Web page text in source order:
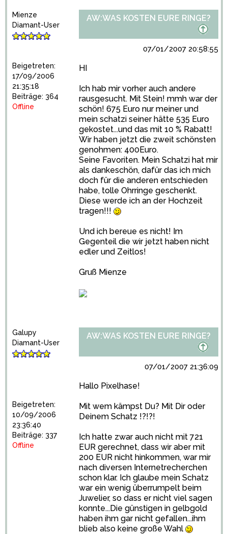
Mienze
Diamant-User
Beigetreten:
17/09/2006
21:35:18
Beiträge: 364
Offline
AW:WAS KOSTEN EURE RINGE?
07/01/2007 20:58:55
HI
Ich hab mir vorher auch andere
rausgesucht. Mit Stein! mmh war der
schön! 675 Euro nur meiner und
mein schatzi seiner hätte 535 Euro
gekostet...und das mit 10 % Rabatt!
Wir haben jetzt die zweit schönsten
genohmen: 400Euro.
Seine Favoriten. Mein Schatzi hat mir
als dankeschön, dafür das ich mich
doch für die anderen entschieden
habe, tolle Ohrringe geschenkt.
Diese werde ich an der Hochzeit
tragen!!!
Und ich bereue es nicht! Im
Gegenteil die wir jetzt haben nicht
edler und Zeitlos!
Gruß Mienze
Galupy
Diamant-User
Beigetreten:
10/09/2006
23:36:40
Beiträge: 337
Offline
AW:WAS KOSTEN EURE RINGE?
07/01/2007 21:36:09
Hallo Pixelhase!
Mit wem kämpst Du? Mit Dir oder
Deinem Schatz !?!?!
Ich hatte zwar auch nicht mit 721
EUR gerechnet, dass wir aber mit
200 EUR nicht hinkommen, war mir
nach diversen Internetrecherchen
schon klar. Ich glaube mein Schatz
war ein wenig überrumpelt beim
Juwelier, so dass er nicht viel sagen
konnte...Die günstigen in gelbgold
haben ihm gar nicht gefallen...ihm
blieb also keine große Wahl